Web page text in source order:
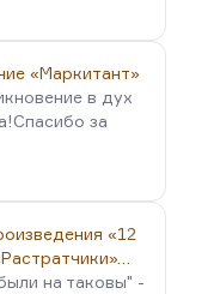
«Маркитант»
в дух
за
«12
на таковы" -